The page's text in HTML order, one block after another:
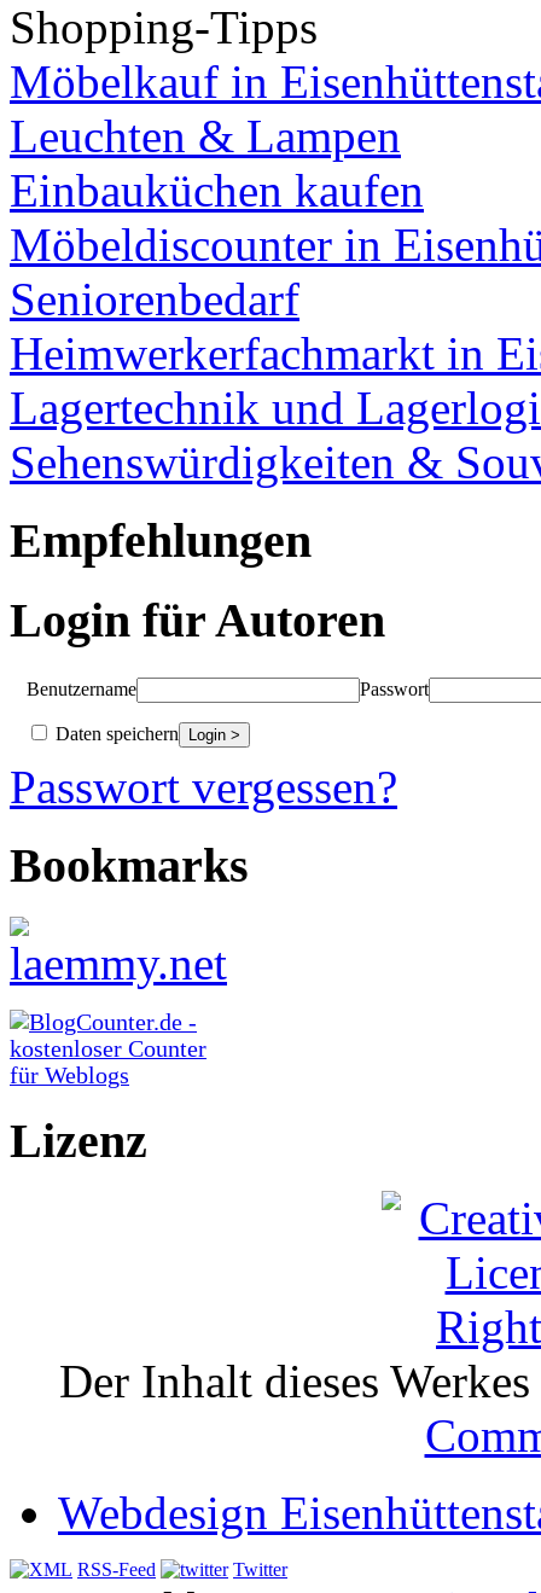
Shopping-Tipps
Möbelkauf in
Leuchten & Lampen
Einbauküchen kaufen
Möbeldiscounter in
Seniorenbedarf
Heimwerkerfachmarkt in
Lagertechnik und
Sehenswürdigkeiten &
Empfehlungen
Login für Autoren
Benutzername Passwort
Daten speichern
Passwort vergessen?
Bookmarks
Lizenz
Der Inhalt dieses
Webdesign
RSS-Feed Twitter